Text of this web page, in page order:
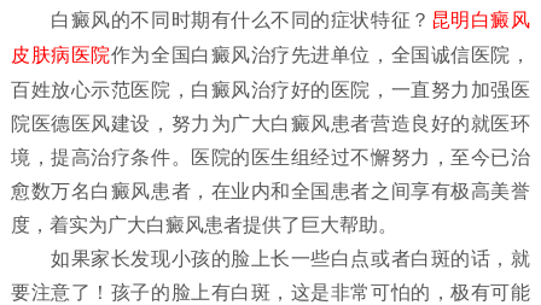
白癜风的不同时期有什么不同的症状特征？ 昆明白癜风
皮肤病医院作为全国白癜风治疗先进单位，全国诚信医院，
百姓放心示范医院，白癜风治疗好的医院，一直努力加强医
院医德医风建设，努力为广大白癜风患者营造良好的就医环
境，提高治疗条件。医院的医生组经过不懈努力，至今已治
愈数万名白癜风患者，在业内和全国患者之间享有极高美誉
度，着实为广大白癜风患者提供了巨大帮助。
如果家长发现小孩的脸上长一些白点或者白斑的话，就
要注意了！孩子的脸上有白斑，这是非常可怕的，极有可能